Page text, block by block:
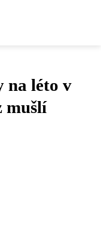
na léto v
mušlí